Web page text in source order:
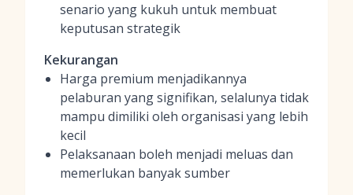
senario yang kukuh untuk membuat
keputusan strategik
Kekurangan
Harga premium menjadikannya
pelaburan yang signifikan, selalunya tidak
mampu dimiliki oleh organisasi yang lebih
kecil
Pelaksanaan boleh menjadi meluas dan
memerlukan banyak sumber